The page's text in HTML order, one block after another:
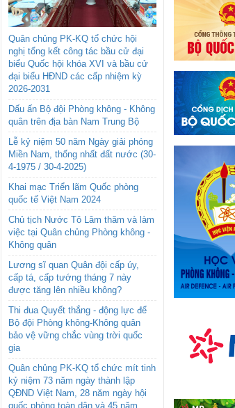
Quân chủng PK-KQ tổ chức hội
nghị tổng kết công tác bầu cử đại
biểu Quốc hội khóa XVI và bầu cử
đại biểu HĐND các cấp nhiệm kỳ
2026-2031
Dấu ấn Bộ đội Phòng không - Không
quân trên địa bàn Nam Trung Bộ
Lễ kỷ niệm 50 năm Ngày giải phóng
Miền Nam, thống nhất đất nước (30-
4-1975 / 30-4-2025)
Khai mạc Triển lãm Quốc phòng
quốc tế Việt Nam 2024
Chủ tịch Nước Tô Lâm thăm và làm
việc tại Quân chủng Phòng không -
Không quân
Lương sĩ quan Quân đội cấp úy,
cấp tá, cấp tướng tháng 7 này
được tăng lên nhiều không?
Thi đua Quyết thắng - động lực để
Bộ đội Phòng không-Không quân
bảo vệ vững chắc vùng trời quốc
gia
Quân chủng PK-KQ tổ chức mít tinh
kỷ niệm 73 năm ngày thành lập
QĐND Việt Nam, 28 năm ngày hội
quốc phòng toàn dân và 45 năm